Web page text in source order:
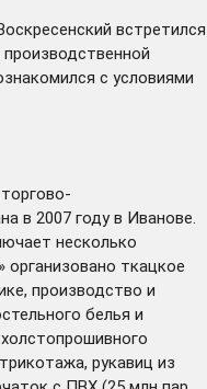
встретился
с условиями
в 2007 году в Иванове.
несколько
организовано ткацкое
производство и
белья и
рукавиц из